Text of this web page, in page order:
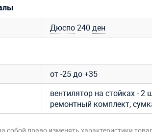
Дюспо240 ден
от -25 до +35
вентилятор на стойках - 2
ремонтный комплект,